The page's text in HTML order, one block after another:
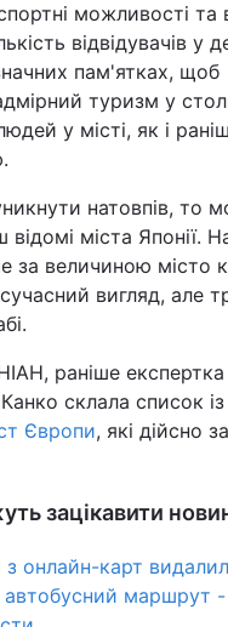
можливості та
відвідувачів у
пам'ятках, щоб
туризм у
у місті, як і
натовпів, то
міста Японії.
за величиною місто
вигляд, але
раніше експертка
склала список із
Європи, які дійсно
зацікавити
з онлайн-карт
автобусний маршрут